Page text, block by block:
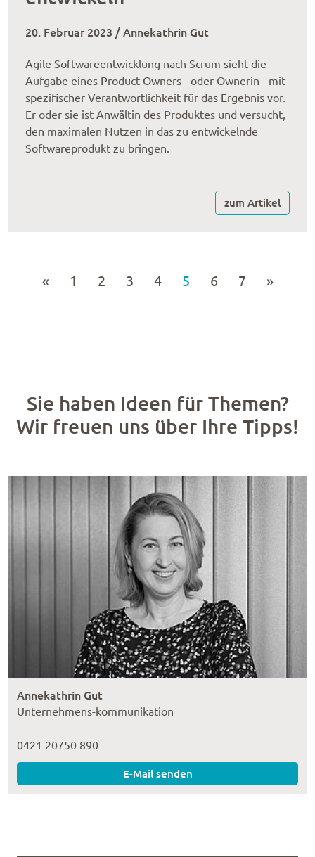
20. Februar 2023 / Annekathrin Gut
Agile Softwareentwicklung nach Scrum sieht die
Aufgabe eines Product Owners - oder Ownerin - mit
spezifischer Verantwortlichkeit für das Ergebnis vor.
Er oder sie ist Anwältin des Produktes und versucht,
den maximalen Nutzen in das zu entwickelnde
Softwareprodukt zu bringen.
zum Artikel
« 1 2 3 4 5 6 7 »
Sie haben Ideen für Themen?
Wir freuen uns über Ihre Tipps!
Annekathrin Gut
Unternehmens-kommunikation
0421 20750 890
E-Mail senden